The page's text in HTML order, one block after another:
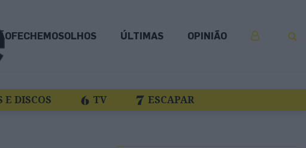
ÚLTIMAS OPINIÃO
E DISCOS TV ESCAPAR